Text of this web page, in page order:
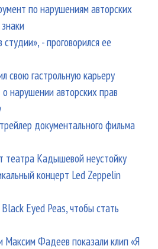
по нарушениям авторских
- проговорился ее
свою гастрольную карьеру
нарушении авторских прав
документального фильма
театра Кадышевой неустойку
концерт Led Zeppelin
Eyed Peas, чтобы стать
Максим Фадеев показали клип «Я